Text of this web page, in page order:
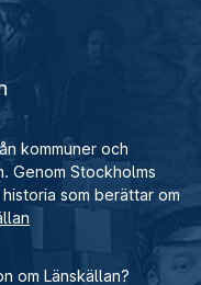
kommuner och
Genom Stockholms
som berättar om
om Länskällan?